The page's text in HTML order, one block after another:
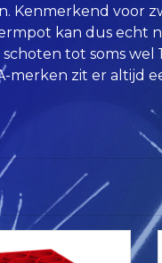
Kenmerkend voor
kan dus echt
tot soms wel
zit er altijd